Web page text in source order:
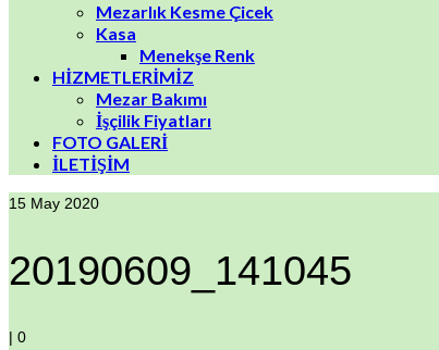
Mezarlık Kesme Çicek
Kasa
Menekşe Renk
HİZMETLERİMİZ
Mezar Bakımı
İşçilik Fiyatları
FOTO GALERİ
İLETİŞİM
15 May 2020
20190609_141045
| 0